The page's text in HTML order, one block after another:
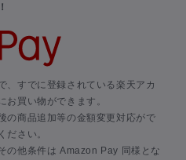
、すでに登録されている楽天アカ
お買い物ができます。
の商品追加等の金額変更対応がで
ださい。
の他条件は Amazon Pay 同様とな